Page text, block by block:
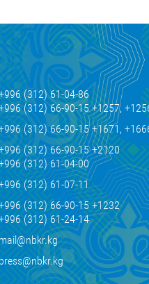
(312) 61-04-86
(312) 66-90-15 +1257,
(312) 66-90-15 +1671,
(312) 66-90-15 +2120
(312) 61-04-00
(312) 61-07-11
(312) 66-90-15 +1232
(312) 61-24-14
press@nbkr.kg